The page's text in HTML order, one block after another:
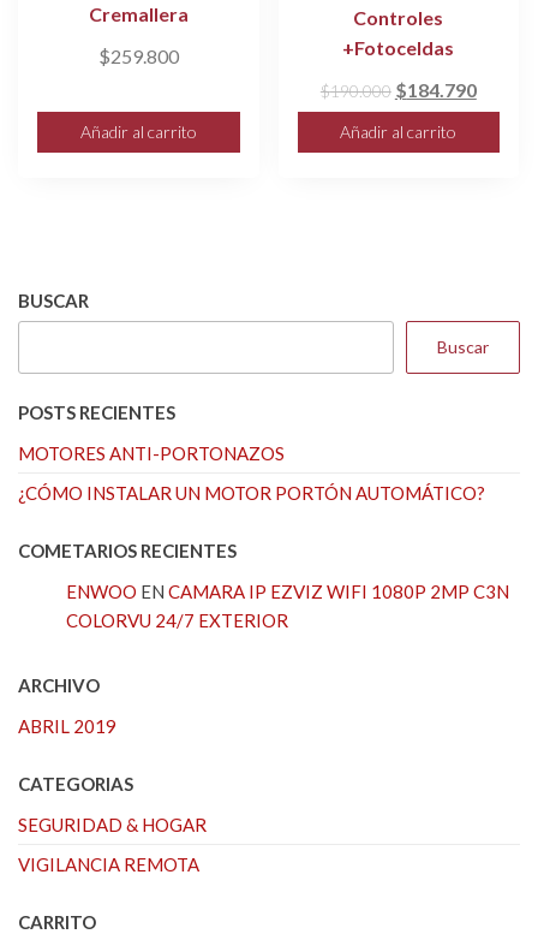
Cremallera
$259.800
Añadir al carrito
Controles
+Fotoceldas
$190.000 El
precio
original
$184.790El
precio
actual
Añadir al carrito
BUSCAR
Buscar
POSTS RECIENTES
MOTORES ANTI-PORTONAZOS
¿CÓMO INSTALAR UN MOTOR PORTÓN AUTOMÁTICO?
COMETARIOS RECIENTES
ENWOO EN CAMARA IP EZVIZ WIFI 1080P 2MP C3N
COLORVU 24/7 EXTERIOR
ARCHIVO
ABRIL 2019
CATEGORIAS
SEGURIDAD & HOGAR
VIGILANCIA REMOTA
CARRITO